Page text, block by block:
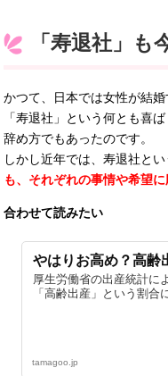
「寿退社」も
かつて、日本では女性が結
「寿退社」という何とも喜
辞め方でもあったのです。
しかし近年では、寿退社と
も、それぞれの事情や希望
合わせて読みたい
やはりお高め？高齢
厚生労働省の出産統計に
「高齢出産」という割合
tamagoo.jp